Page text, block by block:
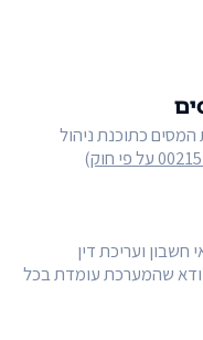
כתוכנת ניהול
)
חשבון ועריכת דין
שהמערכת עומדת בכל